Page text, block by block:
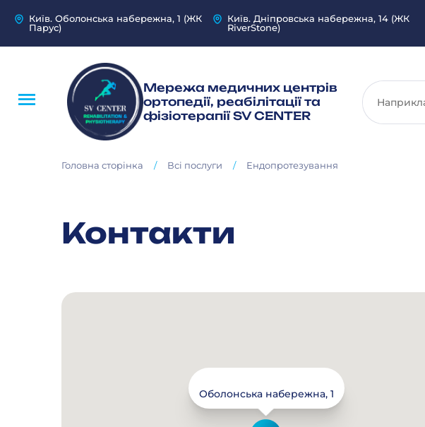
Київ. Оболонська набережна, 1 (ЖК
Парус)
Київ. Дніпровська набережна, 14 (ЖК
RiverStone)
Мережа медичних центрів
ортопедії, реабілітації та
фізіотерапії SV CENTER
Головна сторінка / Всі послуги / Ендопротезування
Контакти
Оболонська набережна, 1